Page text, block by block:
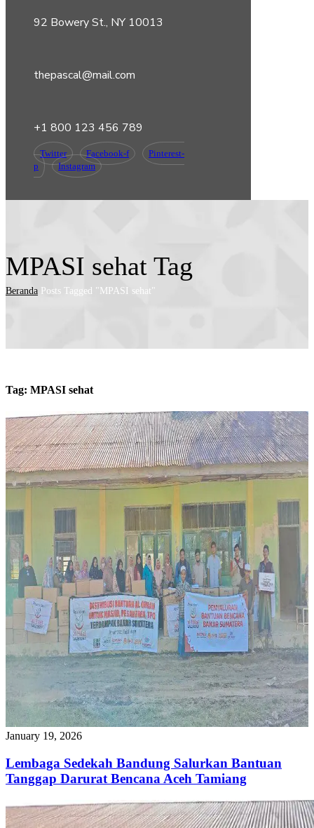
92 Bowery St., NY 10013
thepascal@mail.com
+1 800 123 456 789
Twitter Facebook-f
Pinterest-
p
Instagram
MPASI sehat Tag
Beranda Posts Tagged "MPASI sehat"
Tag: MPASI sehat
January 19, 2026
Lembaga Sedekah Bandung Salurkan Bantuan
Tanggap Darurat Bencana Aceh Tamiang